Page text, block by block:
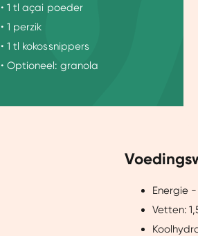
Wij gebruiken cookies om
Dankzij cookies kunnen we
gebruiksgemak vergroten.
onze vertrouwde partners
• 1 tl açai poeder
• 1 perzik
• 1 tl kokossnippers
• Optioneel: granola
Energie -
Vetten: